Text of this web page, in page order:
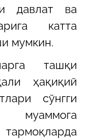
давлат ва
катта
мумкин.
ташқи
ҳақиқий
сўнгги
муаммога